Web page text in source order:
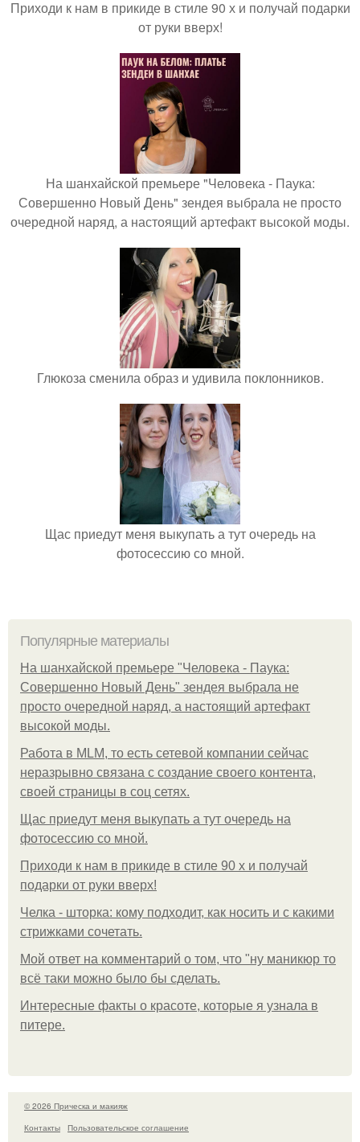
Приходи к нам в прикиде в стиле 90 х и получай подарки
от руки вверх!
На шанхайской премьере "Человека - Паука:
Совершенно Новый День" зендея выбрала не просто
очередной наряд, а настоящий артефакт высокой моды.
Глюкоза сменила образ и удивила поклонников.
Щас приедут меня выкупать а тут очередь на
фотосессию со мной.
Популярные материалы
На шанхайской премьере "Человека - Паука:
Совершенно Новый День" зендея выбрала не
просто очередной наряд, а настоящий артефакт
высокой моды.
Работа в MLM, то есть сетевой компании сейчас
неразрывно связана с создание своего контента,
своей страницы в соц сетях.
Щас приедут меня выкупать а тут очередь на
фотосессию со мной.
Приходи к нам в прикиде в стиле 90 х и получай
подарки от руки вверх!
Челка - шторка: кому подходит, как носить и с какими
стрижками сочетать.
Мой ответ на комментарий о том, что "ну маникюр то
всё таки можно было бы сделать.
Интересные факты о красоте, которые я узнала в
питере.
© 2026 Прическа и макияж
Контакты
Пользовательское соглашение